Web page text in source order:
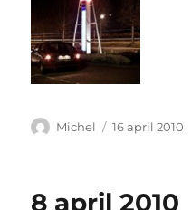
Auteur
Michel
Geplaatst
16 april 2010
8 april 2010